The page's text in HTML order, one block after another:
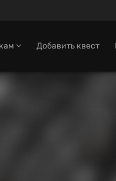
Добавить квест